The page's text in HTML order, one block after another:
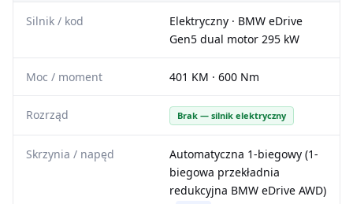
Silnik / kod
Elektryczny · BMW eDrive
Gen5 dual motor 295 kW
Moc / moment 401 KM · 600 Nm
Rozrząd Brak — silnik elektryczny
Skrzynia / napęd
Automatyczna 1-biegowy (1-
biegowa przekładnia
redukcyjna BMW eDrive AWD)